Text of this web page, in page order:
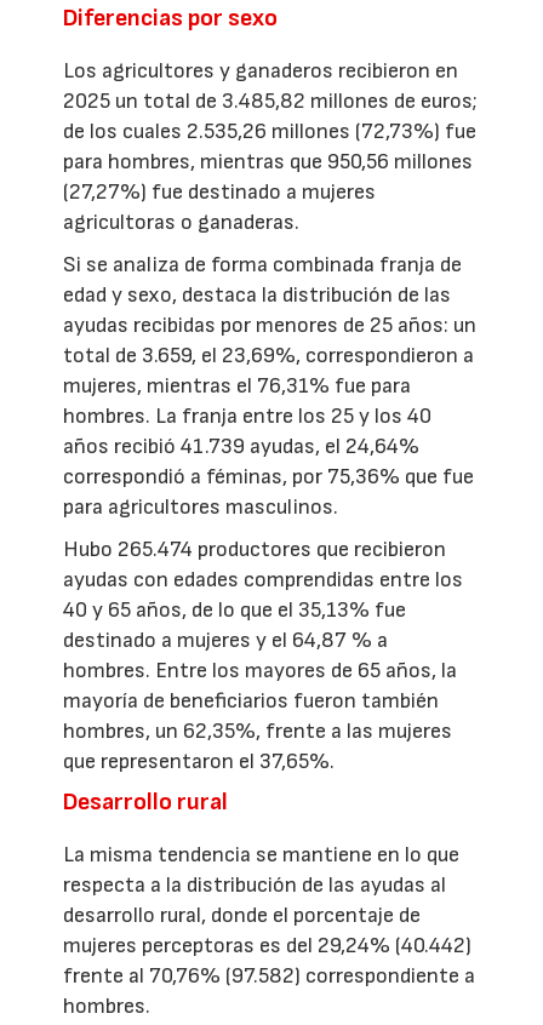
Diferencias por sexo
Los agricultores y ganaderos recibieron en
2025 un total de 3.485,82 millones de euros;
de los cuales 2.535,26 millones (72,73%) fue
para hombres, mientras que 950,56 millones
(27,27%) fue destinado a mujeres
agricultoras o ganaderas.
Si se analiza de forma combinada franja de
edad y sexo, destaca la distribución de las
ayudas recibidas por menores de 25 años: un
total de 3.659, el 23,69%, correspondieron a
mujeres, mientras el 76,31% fue para
hombres. La franja entre los 25 y los 40
años recibió 41.739 ayudas, el 24,64%
correspondió a féminas, por 75,36% que fue
para agricultores masculinos.
Hubo 265.474 productores que recibieron
ayudas con edades comprendidas entre los
40 y 65 años, de lo que el 35,13% fue
destinado a mujeres y el 64,87 % a
hombres. Entre los mayores de 65 años, la
mayoría de beneficiarios fueron también
hombres, un 62,35%, frente a las mujeres
que representaron el 37,65%.
Desarrollo rural
La misma tendencia se mantiene en lo que
respecta a la distribución de las ayudas al
desarrollo rural, donde el porcentaje de
mujeres perceptoras es del 29,24% (40.442)
frente al 70,76% (97.582) correspondiente a
hombres.